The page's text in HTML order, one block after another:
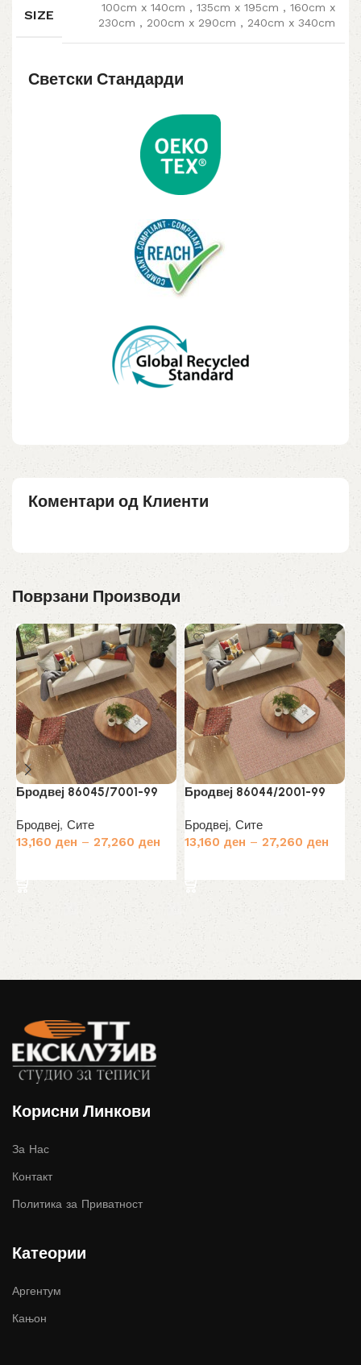
SIZE 100cm x 140cm , 135cm x 195cm , 160cm x
230cm , 200cm x 290cm , 240cm x 340cm
Светски Стандарди
Коментари од Клиенти
Поврзани Производи
Бродвеј 86045/7001-99
Бродвеј, Сите
13,160 ден – 27,260 ден
Бродвеј 86044/2001-99
Бродвеј, Сите
13,160 ден – 27,260 ден
Корисни Линкови
За Нас
Контакт
Политика за Приватност
Катеории
Аргентум
Кањон